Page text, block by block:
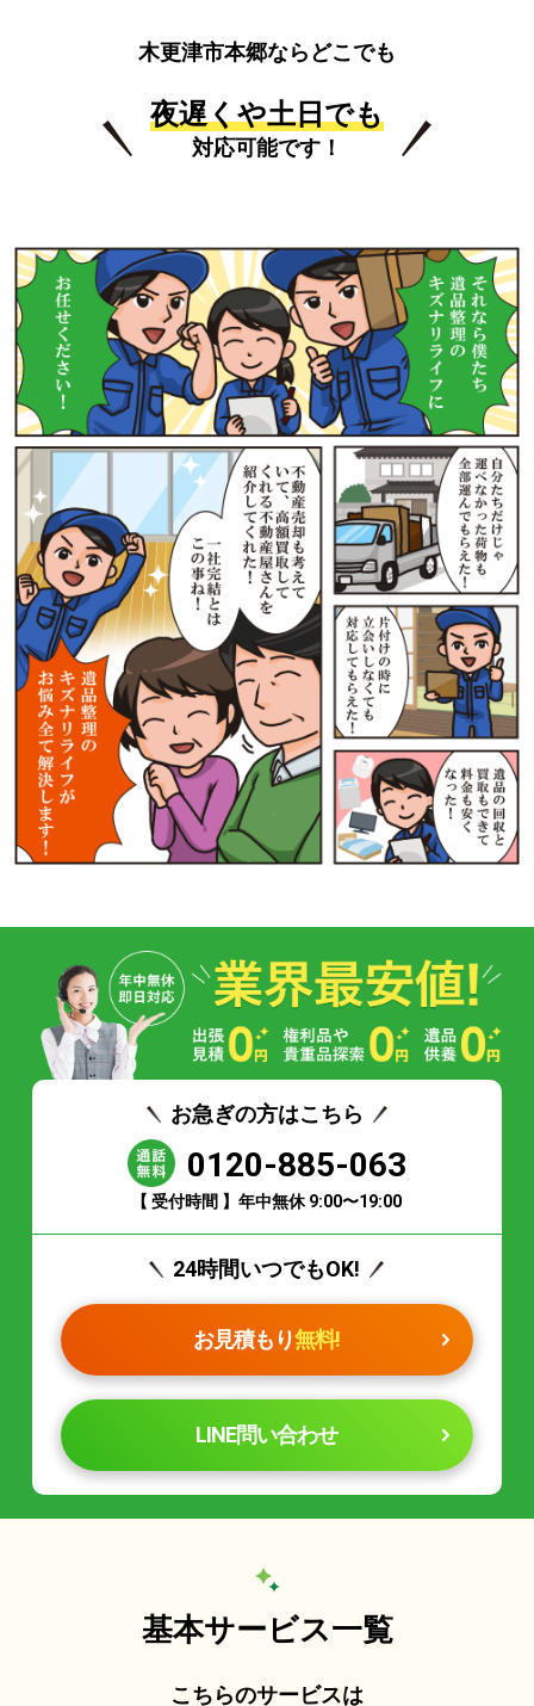
木更津市本郷ならどこでも
夜遅くや土日でも
対応可能です！
お急ぎの方はこちら
0120-885-063
【 受付時間 】年中無休 9:00〜19:00
24時間いつでもOK!
お見積もり無料!
LINE問い合わせ
基本サービス一覧
こちらのサービスは